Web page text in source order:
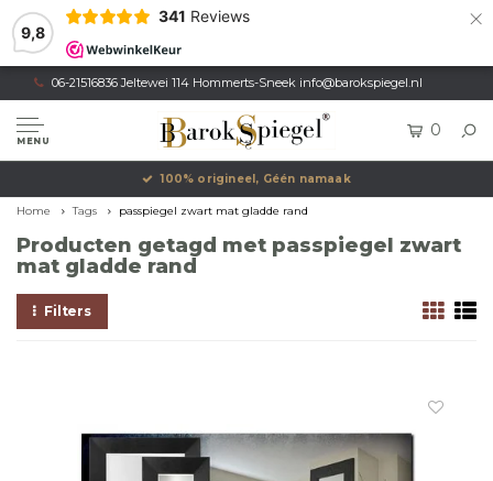
9,8
341 Reviews ×
06-21516836 Jeltewei 114 Hommerts-Sneek info@barokspiegel.nl
MENU
0
100% origineel, Géén namaak
Home Tags passpiegel zwart mat gladde rand
Producten getagd met passpiegel zwart
mat gladde rand
Filters